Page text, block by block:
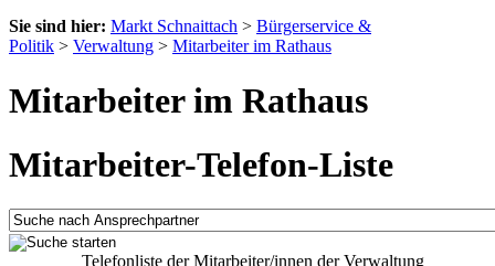
Sie sind hier: Markt Schnaittach > Bürgerservice &
Politik > Verwaltung > Mitarbeiter im Rathaus
Mitarbeiter im Rathaus
Mitarbeiter-Telefon-Liste
Telefonliste der Mitarbeiter/innen der Verwaltung